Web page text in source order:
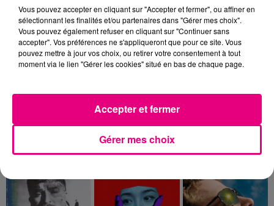
Vous pouvez accepter en cliquant sur "Accepter et fermer", ou affiner en
sélectionnant les finalités et/ou partenaires dans "Gérer mes choix".
Vous pouvez également refuser en cliquant sur "Continuer sans
accepter". Vos préférences ne s'appliqueront que pour ce site. Vous
pouvez mettre à jour vos choix, ou retirer votre consentement à tout
moment via le lien "Gérer les cookies" situé en bas de chaque page.
Gérer mes choix
Accepter et fermer